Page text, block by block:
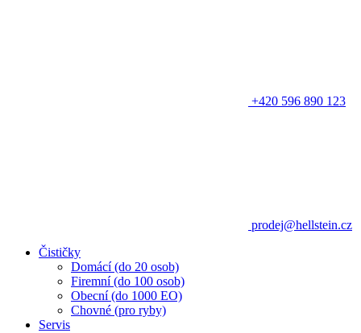
+420 596 890 123
prodej@hellstein.cz
Čističky
Domácí (do 20 osob)
Firemní (do 100 osob)
Obecní (do 1000 EO)
Chovné (pro ryby)
Servis